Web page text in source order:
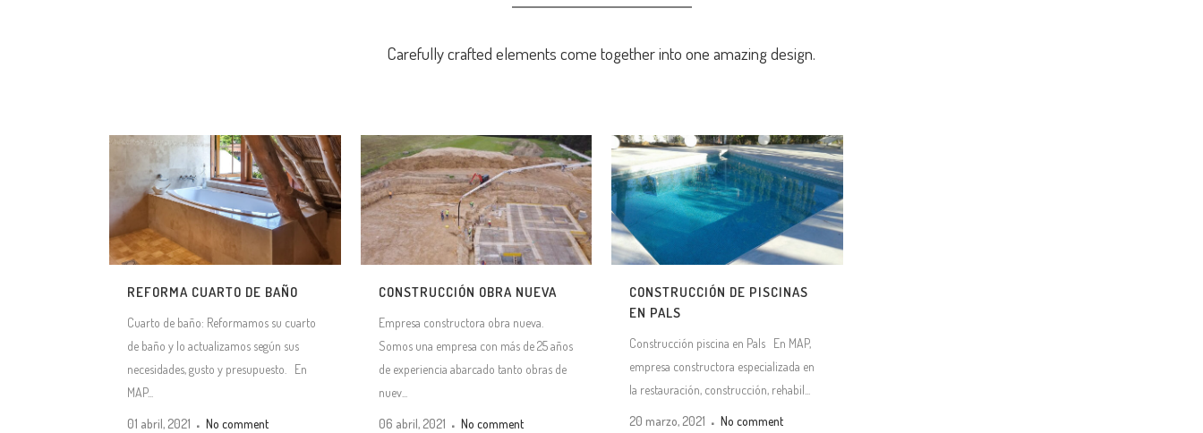
Carefully crafted elements come together into one amazing design.
REFORMA CUARTO DE BAÑO
Cuarto de baño: Reformamos su cuarto
de baño y lo actualizamos según sus
necesidades, gusto y presupuesto. En
MAP...
01 abril, 2021 No comment
CONSTRUCCIÓN OBRA NUEVA
Empresa constructora obra nueva.
Somos una empresa con más de 25 años
de experiencia abarcado tanto obras de
nuev...
06 abril, 2021 No comment
CONSTRUCCIÓN DE PISCINAS
EN PALS
Construcción piscina en Pals En MAP,
empresa constructora especializada en
la restauración, construcción, rehabil...
20 marzo, 2021 No comment